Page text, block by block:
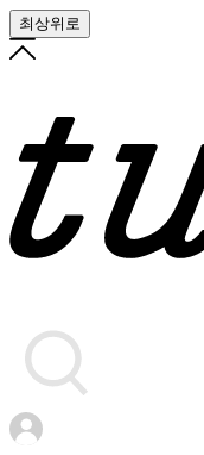
최상위로